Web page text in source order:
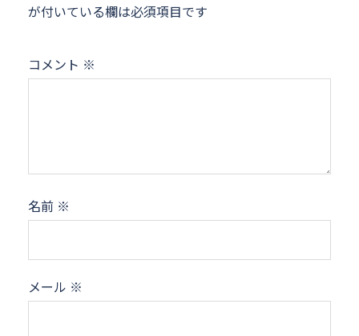
ンが付いている欄は必須項目です
コメント ※
名前 ※
メール ※